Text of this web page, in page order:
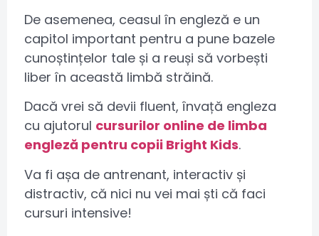
De asemenea, ceasul în engleză e un
capitol important pentru a pune bazele
cunoștințelor tale și a reuși să vorbești
liber în această limbă străină.
Dacă vrei să devii fluent, învață engleza
cu ajutorul cursurilor online de limba
engleză pentru copii Bright Kids.
Va fi așa de antrenant, interactiv și
distractiv, că nici nu vei mai ști că faci
cursuri intensive!